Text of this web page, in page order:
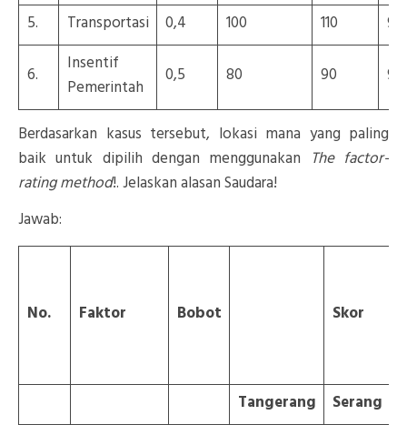
5. Transportasi 0,4 100 110
90
6.
Insentif
Pemerintah
0,5 80 90 90
Berdasarkan kasus tersebut, lokasi mana yang paling
baik untuk dipilih dengan menggunakan The factor-
rating method!. Jelaskan alasan Saudara!
Jawab:
No. Faktor Bobot Skor
Tangerang Serang